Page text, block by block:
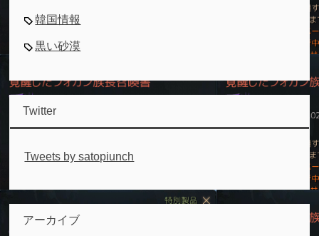
韓国情報
黒い砂漠
Twitter
Tweets by satopiunch
アーカイブ